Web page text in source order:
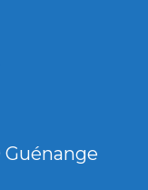
Guénange